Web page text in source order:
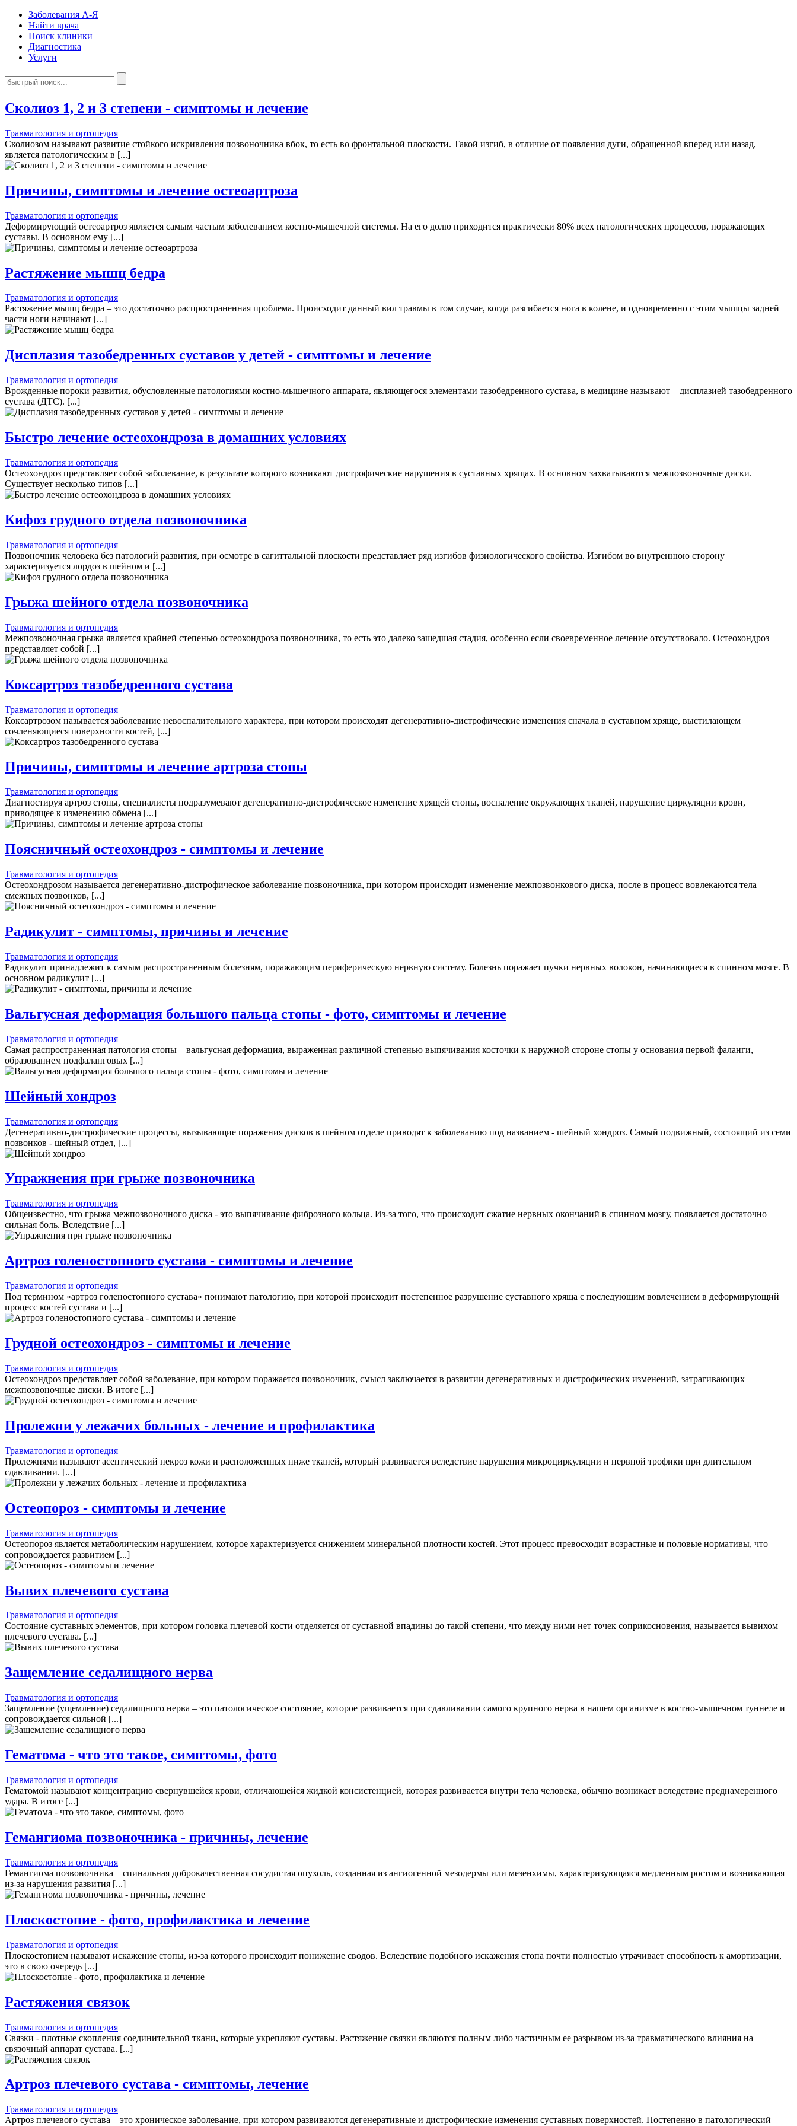
Заболевания А-Я
Найти врача
Поиск клиники
Диагностика
Услуги
Сколиоз 1, 2 и 3 степени - симптомы и лечение
Травматология и ортопедия
Сколиозом называют развитие стойкого искривления позвоночника вбок, то есть во фронтальной плоскости. Такой изгиб, в отличие от появления дуги, обращенной вперед или назад,
является патологическим в [...]
Причины, симптомы и лечение остеоартроза
Травматология и ортопедия
Деформирующий остеоартроз является самым частым заболеванием костно-мышечной системы. На его долю приходится практически 80% всех патологических процессов, поражающих
суставы. В основном ему [...]
Растяжение мышц бедра
Травматология и ортопедия
Растяжение мышц бедра – это достаточно распространенная проблема. Происходит данный вил травмы в том случае, когда разгибается нога в колене, и одновременно с этим мышцы задней
части ноги начинают [...]
Дисплазия тазобедренных суставов у детей - симптомы и лечение
Травматология и ортопедия
Врожденные пороки развития, обусловленные патологиями костно-мышечного аппарата, являющегося элементами тазобедренного сустава, в медицине называют – дисплазией тазобедренного
сустава (ДТС). [...]
Быстро лечение остеохондроза в домашних условиях
Травматология и ортопедия
Остеохондроз представляет собой заболевание, в результате которого возникают дистрофические нарушения в суставных хрящах. В основном захватываются межпозвоночные диски.
Существует несколько типов [...]
Кифоз грудного отдела позвоночника
Травматология и ортопедия
Позвоночник человека без патологий развития, при осмотре в сагиттальной плоскости представляет ряд изгибов физиологического свойства. Изгибом во внутреннюю сторону
характеризуется лордоз в шейном и [...]
Грыжа шейного отдела позвоночника
Травматология и ортопедия
Межпозвоночная грыжа является крайней степенью остеохондроза позвоночника, то есть это далеко зашедшая стадия, особенно если своевременное лечение отсутствовало. Остеохондроз
представляет собой [...]
Коксартроз тазобедренного сустава
Травматология и ортопедия
Коксартрозом называется заболевание невоспалительного характера, при котором происходят дегенеративно-дистрофические изменения сначала в суставном хряще, выстилающем
сочленяющиеся поверхности костей, [...]
Причины, симптомы и лечение артроза стопы
Травматология и ортопедия
Диагностируя артроз стопы, специалисты подразумевают дегенеративно-дистрофическое изменение хрящей стопы, воспаление окружающих тканей, нарушение циркуляции крови,
приводящее к изменению обмена [...]
Поясничный остеохондроз - симптомы и лечение
Травматология и ортопедия
Остеохондрозом называется дегенеративно-дистрофическое заболевание позвоночника, при котором происходит изменение межпозвонкового диска, после в процесс вовлекаются тела
смежных позвонков, [...]
Радикулит - симптомы, причины и лечение
Травматология и ортопедия
Радикулит принадлежит к самым распространенным болезням, поражающим периферическую нервную систему. Болезнь поражает пучки нервных волокон, начинающиеся в спинном мозге. В
основном радикулит [...]
Вальгусная деформация большого пальца стопы - фото, симптомы и лечение
Травматология и ортопедия
Самая распространенная патология стопы – вальгусная деформация, выраженная различной степенью выпячивания косточки к наружной стороне стопы у основания первой фаланги,
образованием подфаланговых [...]
Шейный хондроз
Травматология и ортопедия
Дегенеративно-дистрофические процессы, вызывающие поражения дисков в шейном отделе приводят к заболеванию под названием - шейный хондроз. Самый подвижный, состоящий из семи
позвонков - шейный отдел, [...]
Упражнения при грыже позвоночника
Травматология и ортопедия
Общеизвестно, что грыжа межпозвоночного диска - это выпячивание фиброзного кольца. Из-за того, что происходит сжатие нервных окончаний в спинном мозгу, появляется достаточно
сильная боль. Вследствие [...]
Артроз голеностопного сустава - симптомы и лечение
Травматология и ортопедия
Под термином «артроз голеностопного сустава» понимают патологию, при которой происходит постепенное разрушение суставного хряща с последующим вовлечением в деформирующий
процесс костей сустава и [...]
Грудной остеохондроз - симптомы и лечение
Травматология и ортопедия
Остеохондроз представляет собой заболевание, при котором поражается позвоночник, смысл заключается в развитии дегенеративных и дистрофических изменений, затрагивающих
межпозвоночные диски. В итоге [...]
Пролежни у лежачих больных - лечение и профилактика
Травматология и ортопедия
Пролежнями называют асептический некроз кожи и расположенных ниже тканей, который развивается вследствие нарушения микроциркуляции и нервной трофики при длительном
сдавливании. [...]
Остеопороз - симптомы и лечение
Травматология и ортопедия
Остеопороз является метаболическим нарушением, которое характеризуется снижением минеральной плотности костей. Этот процесс превосходит возрастные и половые нормативы, что
сопровождается развитием [...]
Вывих плечевого сустава
Травматология и ортопедия
Состояние суставных элементов, при котором головка плечевой кости отделяется от суставной впадины до такой степени, что между ними нет точек соприкосновения, называется вывихом
плечевого сустава. [...]
Защемление седалищного нерва
Травматология и ортопедия
Защемление (ущемление) седалищного нерва – это патологическое состояние, которое развивается при сдавливании самого крупного нерва в нашем организме в костно-мышечном туннеле и
сопровождается сильной [...]
Гематома - что это такое, симптомы, фото
Травматология и ортопедия
Гематомой называют концентрацию свернувшейся крови, отличающейся жидкой консистенцией, которая развивается внутри тела человека, обычно возникает вследствие преднамеренного
удара. В итоге [...]
Гемангиома позвоночника - причины, лечение
Травматология и ортопедия
Гемангиома позвоночника – спинальная доброкачественная сосудистая опухоль, созданная из ангиогенной мезодермы или мезенхимы, характеризующаяся медленным ростом и возникающая
из-за нарушения развития [...]
Плоскостопие - фото, профилактика и лечение
Травматология и ортопедия
Плоскостопием называют искажение стопы, из-за которого происходит понижение сводов. Вследствие подобного искажения стопа почти полностью утрачивает способность к амортизации,
это в свою очередь [...]
Растяжения связок
Травматология и ортопедия
Связки - плотные скопления соединительной ткани, которые укрепляют суставы. Растяжение связки являются полным либо частичным ее разрывом из-за травматического влияния на
связочный аппарат сустава. [...]
Артроз плечевого сустава - симптомы, лечение
Травматология и ортопедия
Артроз плечевого сустава – это хроническое заболевание, при котором развиваются дегенеративные и дистрофические изменения суставных поверхностей. Постепенно в патологический